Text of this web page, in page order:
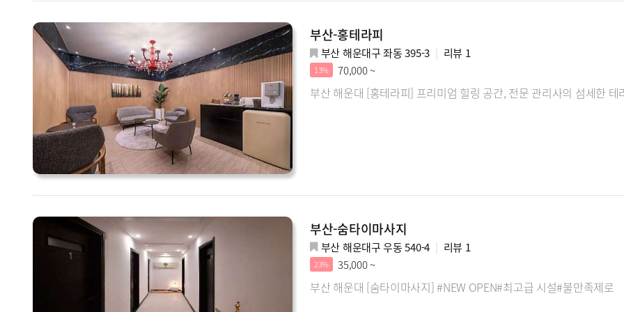
부산-홍테라피
부산 해운대구 좌동 395-3 리뷰 1
13% 70,000 ~
부산 해운대 [홍테라피] 프리미엄 힐링 공간, 전문 관리사의 섬세한
부산-숨타이마사지
부산 해운대구 우동 540-4 리뷰 1
23% 35,000 ~
부산 해운대 [숨타이마사지] #NEW OPEN#최고급 시설#불만족제로